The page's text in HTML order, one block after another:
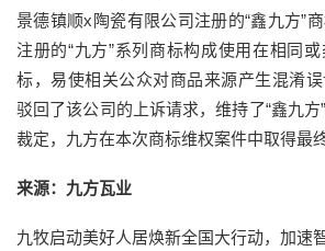
景德镇顺x陶瓷有限公司注册的“鑫九方”
注册的“九方”系列商标构成使用在相同
标，易使相关公众对商品来源产生混淆
驳回了该公司的上诉请求，维持了“鑫九
裁定，九方在本次商标维权案件中取得最
来源：九方瓦业
九牧启动美好人居焕新全国大行动，加速